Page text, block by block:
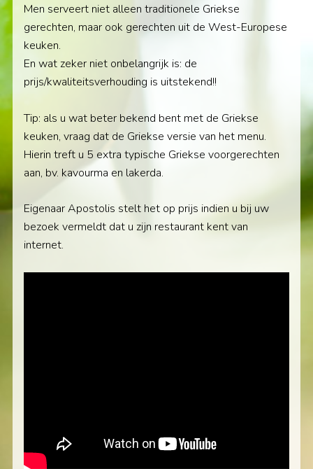
Men serveert niet alleen traditionele Griekse
gerechten, maar ook gerechten uit de West-Europese
keuken.
En wat zeker niet onbelangrijk is: de
prijs/kwaliteitsverhouding is uitstekend!!
Tip: als u wat beter bekend bent met de Griekse
keuken, vraag dat de Griekse versie van het menu.
Hierin treft u 5 extra typische Griekse voorgerechten
aan, bv. kavourma en lakerda.
Eigenaar Apostolis stelt het op prijs indien u bij uw
bezoek vermeldt dat u zijn restaurant kent van
internet.